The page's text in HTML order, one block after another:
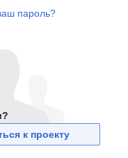
пароль?
к проекту